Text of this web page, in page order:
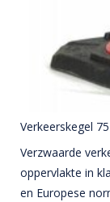
Verkeerskegel
Verzwaarde
oppervlakte in
en Europese